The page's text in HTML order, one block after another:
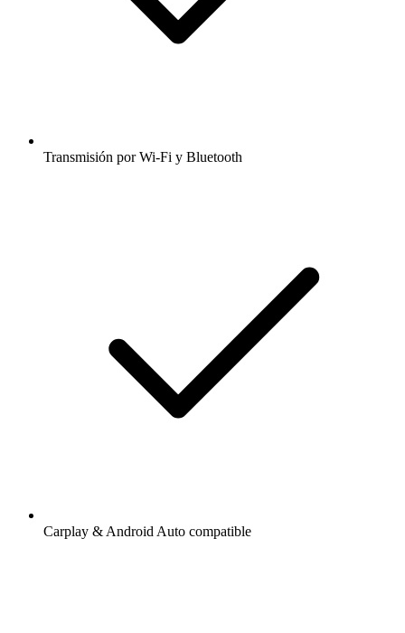
Transmisión por Wi-Fi y Bluetooth
Carplay & Android Auto compatible